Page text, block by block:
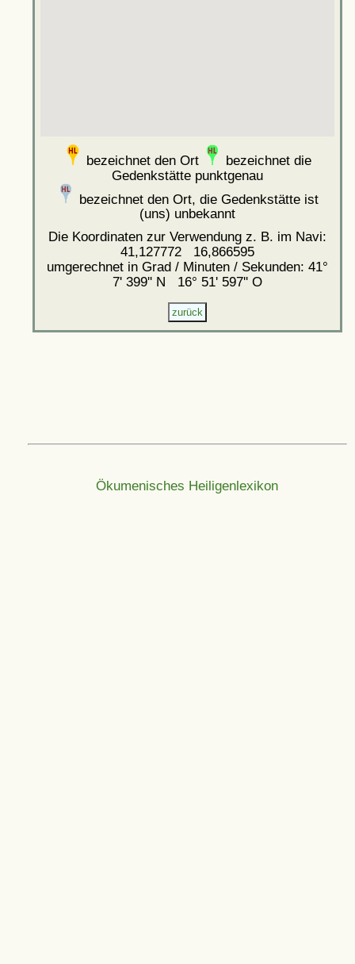
bezeichnet den Ort
bezeichnet die
Gedenkstätte punktgenau
bezeichnet den Ort, die Gedenkstätte ist
(uns) unbekannt
Die Koordinaten zur Verwendung z. B. im Navi:
41,127772 16,866595
umgerechnet in Grad / Minuten / Sekunden: 41°
7' 399'' N 16° 51' 597'' O
Ökumenisches Heiligenlexikon